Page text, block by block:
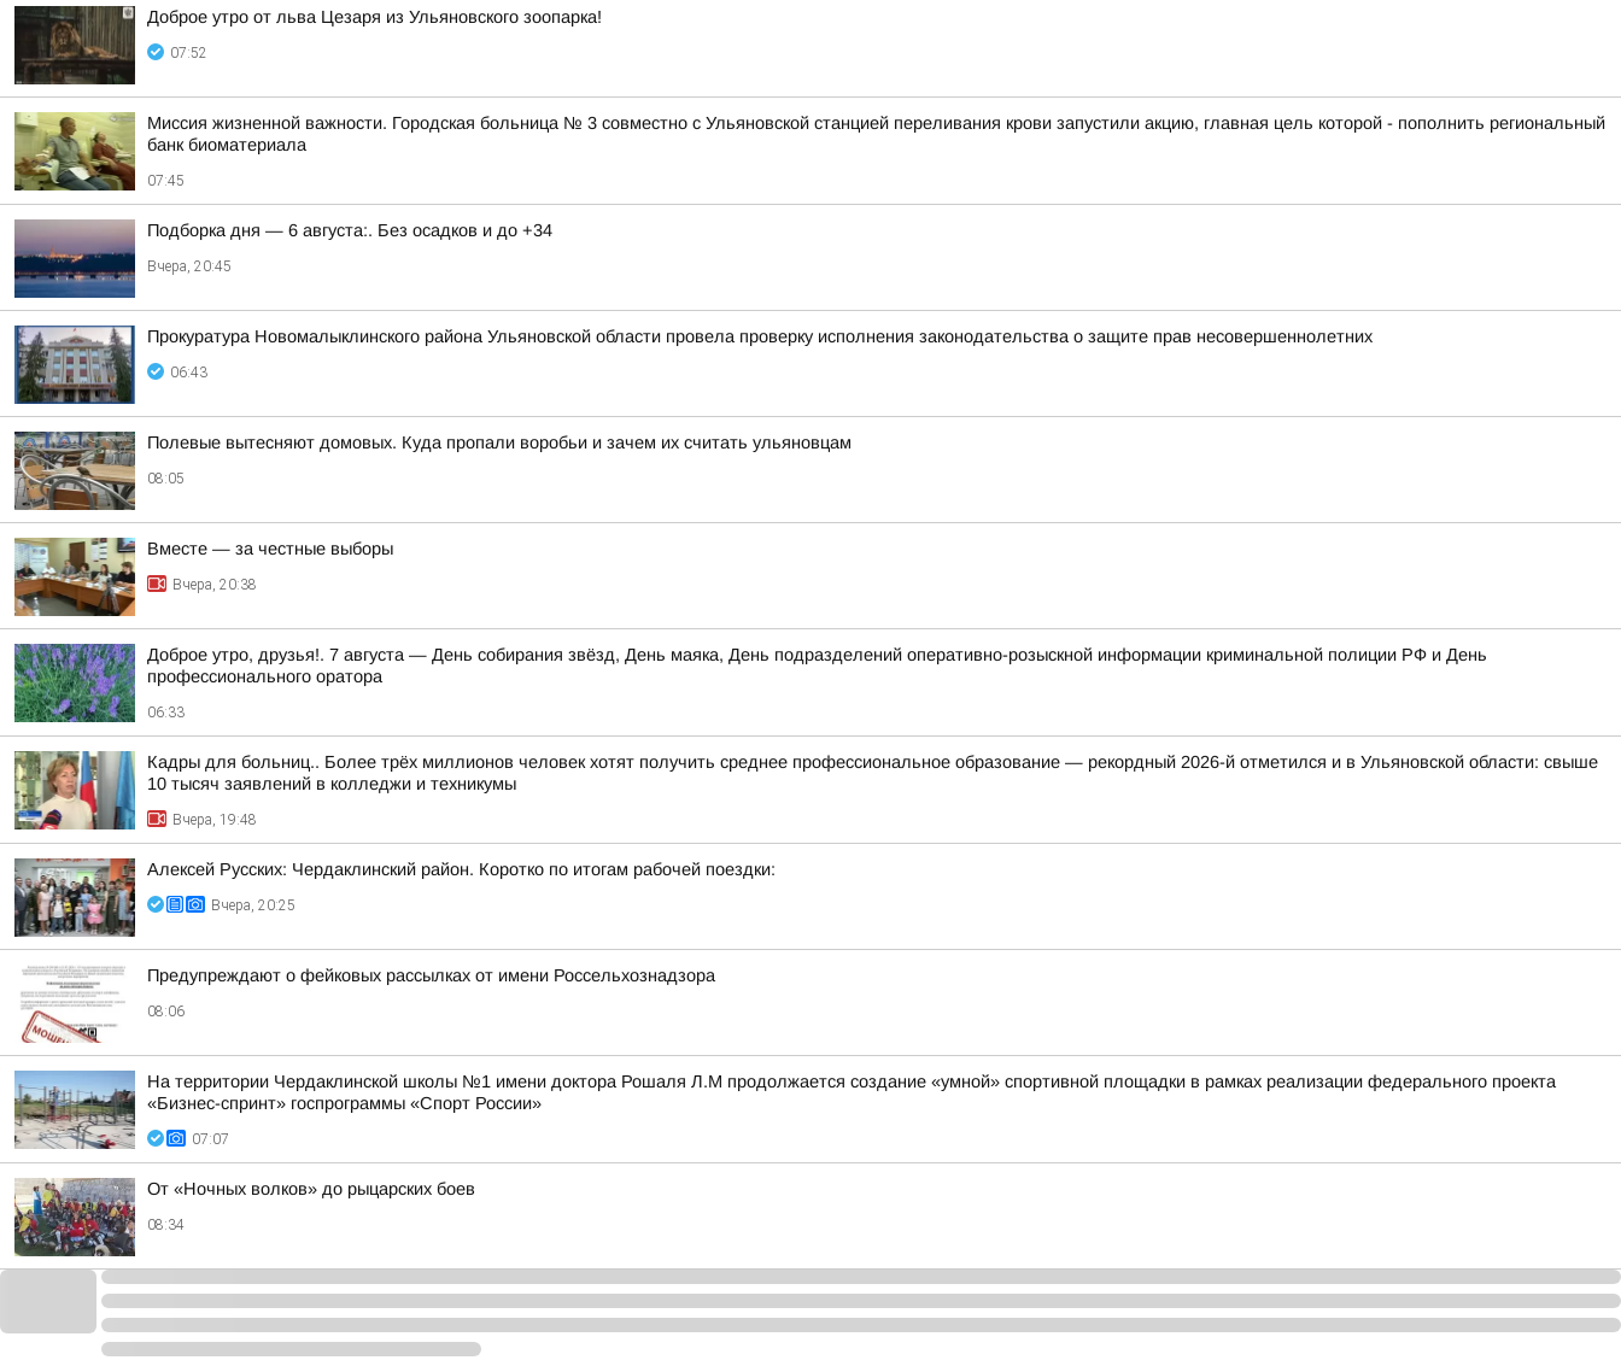
Доброе утро от льва Цезаря из Ульяновского зоопарка!
07:52
Миссия жизненной важности. Городская больница № 3 совместно с Ульяновской станцией переливания крови запустили акцию, главная цель которой - пополнить региональный
банк биоматериала
07:45
Подборка дня — 6 августа:. Без осадков и до +34
Вчера, 20:45
Прокуратура Новомалыклинского района Ульяновской области провела проверку исполнения законодательства о защите прав несовершеннолетних
06:43
Полевые вытесняют домовых. Куда пропали воробьи и зачем их считать ульяновцам
08:05
Вместе — за честные выборы
Вчера, 20:38
Доброе утро, друзья!. 7 августа — День собирания звёзд, День маяка, День подразделений оперативно-розыскной информации криминальной полиции РФ и День
профессионального оратора
06:33
Кадры для больниц.. Более трёх миллионов человек хотят получить среднее профессиональное образование — рекордный 2026-й отметился и в Ульяновской области: свыше
10 тысяч заявлений в колледжи и техникумы
Вчера, 19:48
Алексей Русских: Чердаклинский район. Коротко по итогам рабочей поездки:
Вчера, 20:25
Предупреждают о фейковых рассылках от имени Россельхознадзора
08:06
На территории Чердаклинской школы №1 имени доктора Рошаля Л.М продолжается создание «умной» спортивной площадки в рамках реализации федерального проекта
«Бизнес-спринт» госпрограммы «Спорт России»
07:07
От «Ночных волков» до рыцарских боев
08:34